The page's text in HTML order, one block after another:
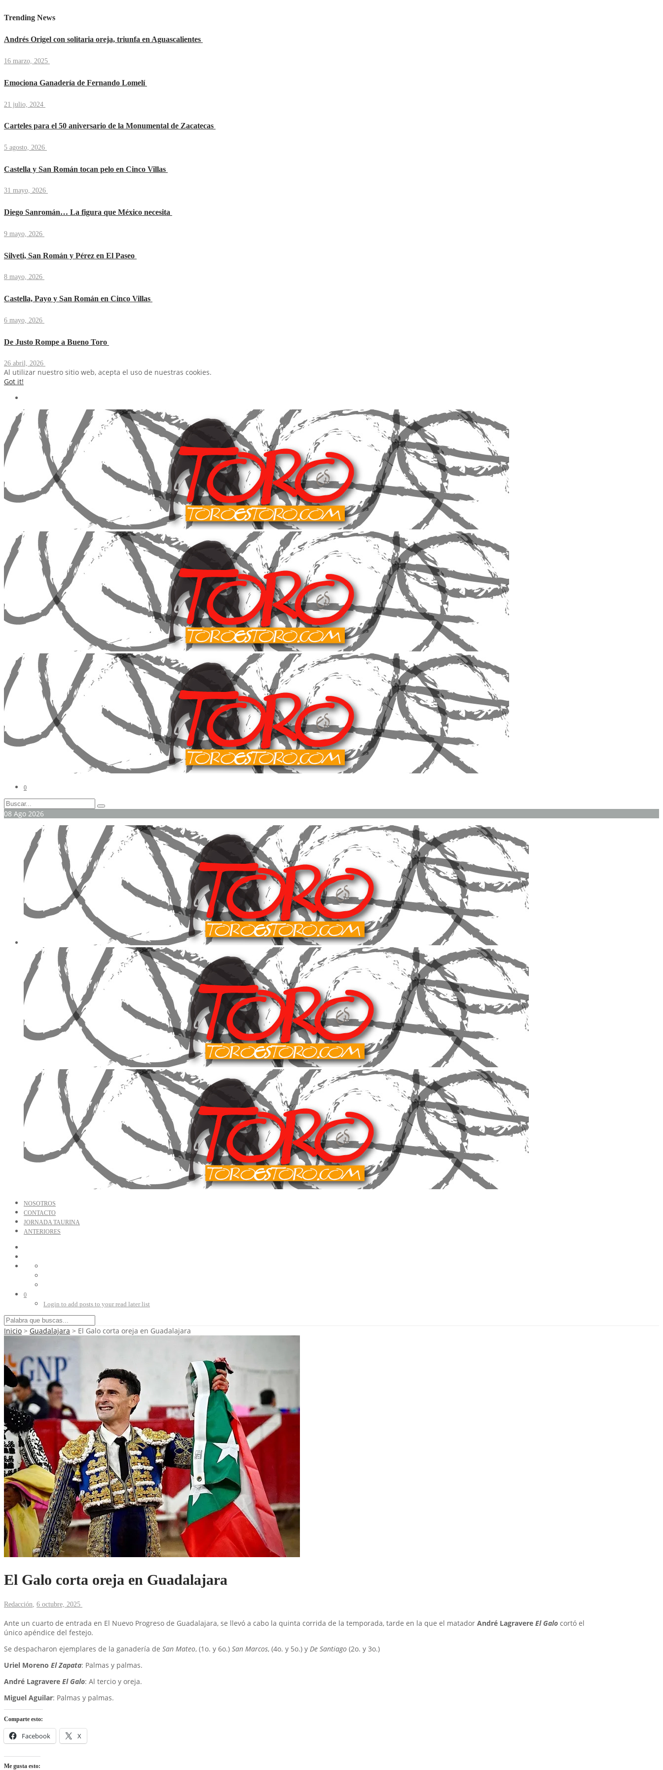
Trending News
Andrés Origel con solitaria oreja, triunfa en Aguascalientes
16 marzo, 2025
Emociona Ganadería de Fernando Lomelí
21 julio, 2024
Carteles para el 50 aniversario de la Monumental de Zacatecas
5 agosto, 2026
Castella y San Román tocan pelo en Cinco Villas
31 mayo, 2026
Diego Sanromán… La figura que México necesita
9 mayo, 2026
Silveti, San Román y Pérez en El Paseo
8 mayo, 2026
Castella, Payo y San Román en Cinco Villas
6 mayo, 2026
De Justo Rompe a Bueno Toro
26 abril, 2026
Al utilizar nuestro sitio web, acepta el uso de nuestras cookies.
Got it!
0
08 Ago 2026
NOSOTROS
CONTACTO
JORNADA TAURINA
ANTERIORES
0
Login to add posts to your read later list
Inicio > Guadalajara > El Galo corta oreja en Guadalajara
El Galo corta oreja en Guadalajara
Redacción, 6 octubre, 2025
Ante un cuarto de entrada en El Nuevo Progreso de Guadalajara, se llevó a cabo la quinta corrida de la temporada, tarde en la que el matador André Lagravere El Galo cortó el
único apéndice del festejo.
Se despacharon ejemplares de la ganadería de San Mateo, (1o. y 6o.) San Marcos, (4o. y 5o.) y De Santiago (2o. y 3o.)
Uriel Moreno El Zapata: Palmas y palmas.
André Lagravere El Galo: Al tercio y oreja.
Miguel Aguilar: Palmas y palmas.
Comparte esto:
Facebook X
Me gusta esto: